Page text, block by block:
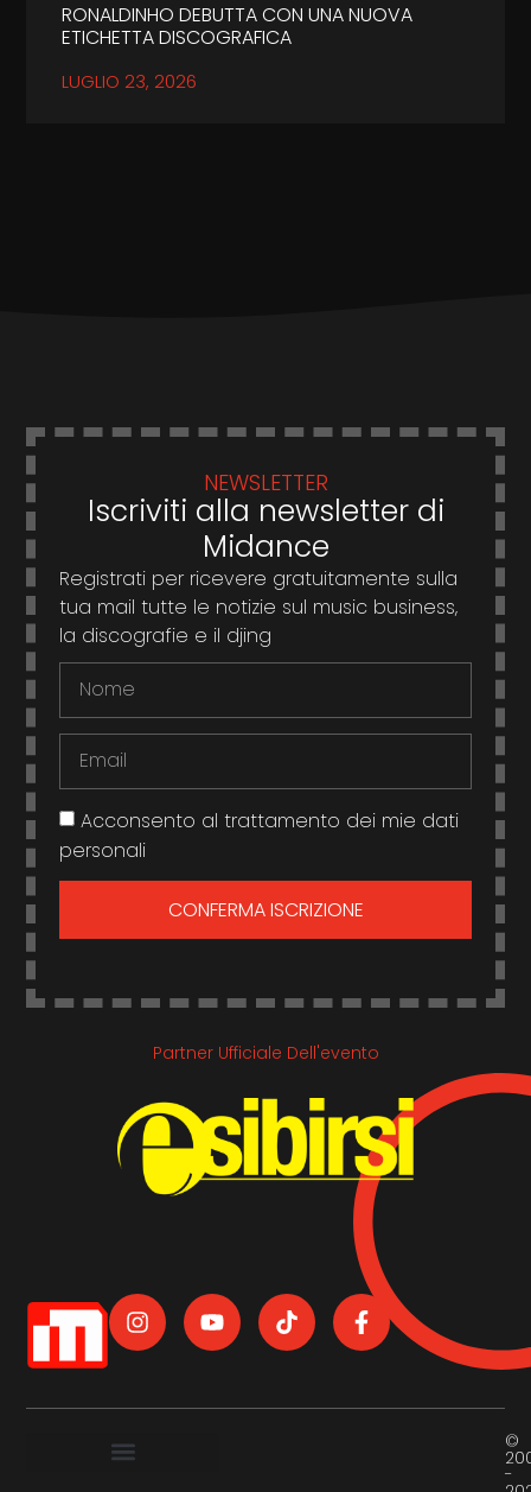
RONALDINHO DEBUTTA CON UNA NUOVA
ETICHETTA DISCOGRAFICA
LUGLIO 23, 2026
NEWSLETTER
Iscriviti alla newsletter di
Midance
Registrati per ricevere gratuitamente sulla
tua mail tutte le notizie sul music business,
la discografie e il djing
Acconsento al trattamento dei mie dati
personali
CONFERMA ISCRIZIONE
Partner Ufficiale Dell'evento
©
-